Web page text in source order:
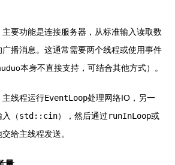
要功能是连接服务器，从标准输入读取数
播消息。这通常需要两个线程或使用事件
本身不直接支持，可结合其他方式）。
主线程运行EventLoop处理网络IO，另一
（std::cin），然后通过runInLoop或
给主线程发送。